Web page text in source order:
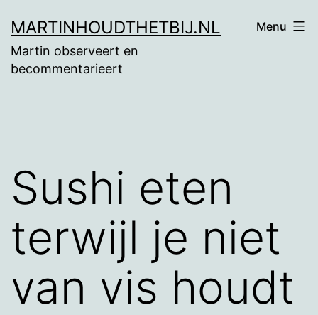
naar
de
MARTINHOUDTHETBIJ.NL
Martin observeert en
becommentarieert
Menu
Sushi eten
terwijl je niet
van vis houdt